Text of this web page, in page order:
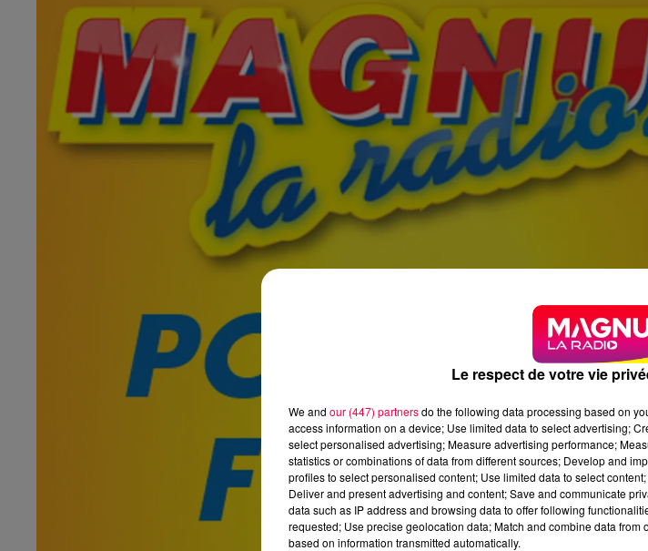
Le respect de votre vie
We and our (447) partnersdo the following data processing based on
access information on a device; Use limited data to select advertising;
select personalised advertising; Measure advertising performance;
statistics or combinations of data from different sources; Develop and
profiles to select personalised content; Use limited data to select
Deliver and present advertising and content; Save and communicate
data such as IP address and browsing data to offer following
requested; Use precise geolocation data; Match and combine data
based on information transmitted automatically.